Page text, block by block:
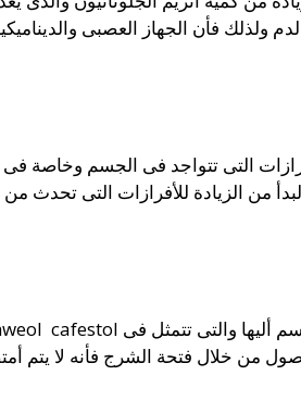
ولذلك فأن الجهاز العصبى
التى تتواجد فى الجسم وخاصة فى
من الزيادة للأفرازات التى تحدث
من خلال فتحة الشرج فأنه لا يتم